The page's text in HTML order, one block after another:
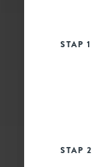
STAP 1
STAP 2